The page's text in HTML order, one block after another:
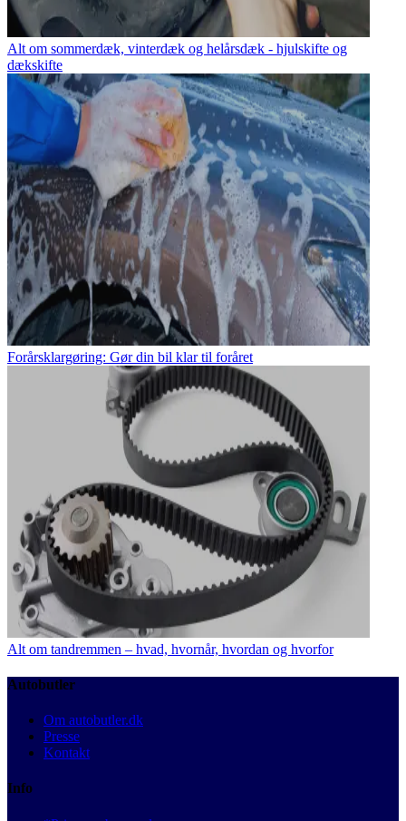
Alt om sommerdæk, vinterdæk og helårsdæk - hjulskifte og
dækskifte
Forårsklargøring: Gør din bil klar til foråret
Alt om tandremmen – hvad, hvornår, hvordan og hvorfor
Autobutler
Om autobutler.dk
Presse
Kontakt
Info